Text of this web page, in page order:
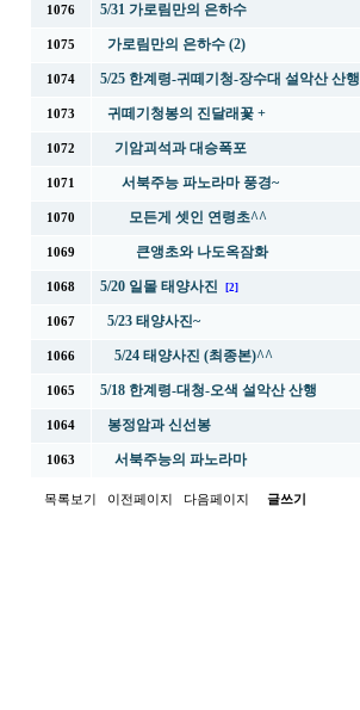
1076 5/31 가로림만의 은하수
1075 가로림만의 은하수 (2)
1074 5/25 한계령-귀떼기청-장수대 설악산 산행
1073 귀떼기청봉의 진달래꽃 +
1072 기암괴석과 대승폭포
1071 서북주능 파노라마 풍경~
1070 모든게 셋인 연령초^^
1069 큰앵초와 나도옥잠화
1068 5/20 일몰 태양사진 [2]
1067 5/23 태양사진~
1066 5/24 태양사진 (최종본)^^
1065 5/18 한계령-대청-오색 설악산 산행
1064 봉정암과 신선봉
1063 서북주능의 파노라마
목록보기 이전페이지 다음페이지 글쓰기